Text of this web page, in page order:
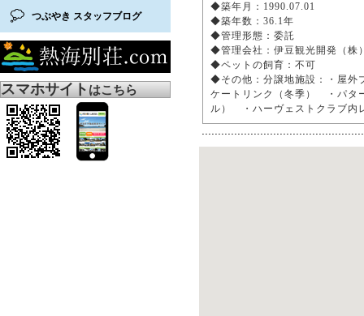
つぶやき スタッフブログ
スマホサイトはこちら
◆築年月：1990.07.01
◆築年数：36.1年
◆管理形態：委託
◆管理会社：伊豆観光開発（
◆ペットの飼育：不可
◆その他：分譲地施設：・屋
ケートリンク（冬季） ・パタ
ル） ・ハーヴェストクラブ内